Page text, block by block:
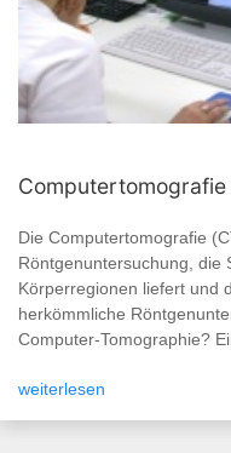
Computertomografie
Die Computertomografie
Röntgenuntersuchung, die
Körperregionen liefert und
herkömmliche
Computer-Tomographie?
weiterlesen